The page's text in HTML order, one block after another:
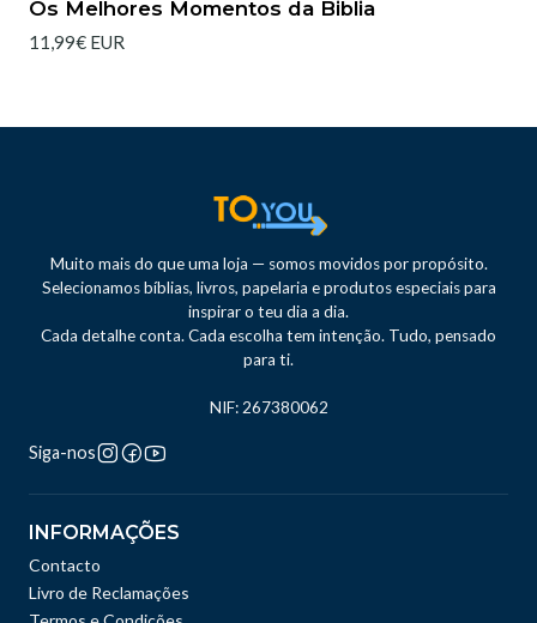
Os Melhores Momentos da Biblia
11,99€ EUR
Muito mais do que uma loja — somos movidos por propósito.
Selecionamos bíblias, livros, papelaria e produtos especiais para
inspirar o teu dia a dia.
Cada detalhe conta. Cada escolha tem intenção. Tudo, pensado
para ti.
NIF: 267380062
Siga-nos
INFORMAÇÕES
Contacto
Livro de Reclamações